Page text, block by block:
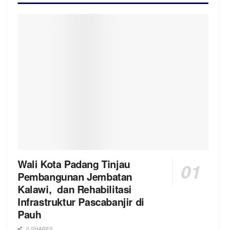
Wali Kota Padang Tinjau
Pembangunan Jembatan
Kalawi, dan Rehabilitasi
Infrastruktur Pascabanjir di
Pauh